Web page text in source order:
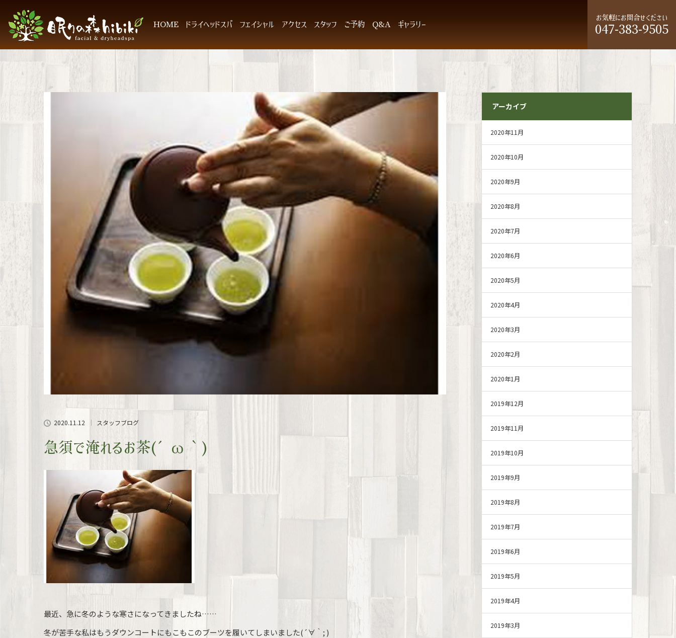
HOME ドライヘッドスパ フェイシャル アクセス スタッフ ご予約 Q&A ギャラリー
お気軽にお問合せください
047-383-9505
2020.11.12 スタッフブログ
急須で淹れるお茶(´ω｀)
最近、急に冬のような寒さになってきましたね……
冬が苦手な私はもうダウンコートにもこもこのブーツを履いてしまいました(´∀｀; )
アーカイブ
2020年11月
2020年10月
2020年9月
2020年8月
2020年7月
2020年6月
2020年5月
2020年4月
2020年3月
2020年2月
2020年1月
2019年12月
2019年11月
2019年10月
2019年9月
2019年8月
2019年7月
2019年6月
2019年5月
2019年4月
2019年3月